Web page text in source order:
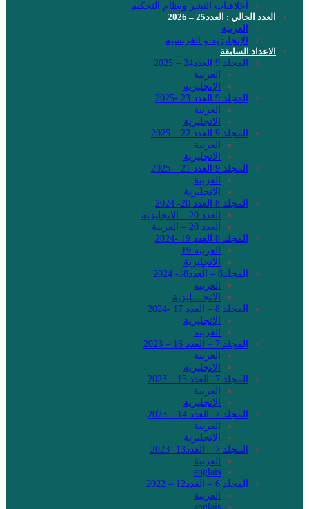
أخلاقيات النشر ونظام التحكيم
العدد الحالي : العدد25 – 2026
العربية
الإنجليزية و الفرنسية
الاعداد السابقة
المجلد 9 العدد24 – 2025
العربية
الإنجليزية
المجلد 9 العدد 23 -2025
العربية
الانجليزية
المجلد 9 العدد 22 – 2025
العربية
الانجليزية
المجلد 9 العدد 21 – 2025
العربية
الانجليزية
المجلد 8 العدد 20- 2024
العدد 20 – الانجليزية
العدد 20 – العربية
المجلد 8 العدد 19 -2024
العربية 19
الانجليزية
المجلد8 – العدد18- 2024
العربية
الانجــــليزية
المجلد 8 – العدد 17 -2024
الإنجليزية
العربية
المجلد 7 – العدد 16 – 2023
العربية
الإنجليزية
المجلد 7- العدد 15 – 2023
العربية
الإنجليزية
المجلد 7- العدد 14 – 2023
العربية
الانجليزية
المجلد 7 – العدد13- 2023
العربية
anglais
المجلد 6 – العدد12 – 2022
العربية
anglais